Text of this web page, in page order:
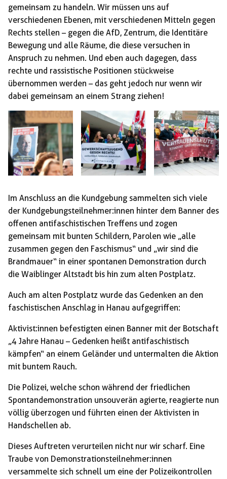
gemeinsam zu handeln. Wir müssen uns auf
verschiedenen Ebenen, mit verschiedenen Mitteln gegen
Rechts stellen – gegen die AfD, Zentrum, die Identitäre
Bewegung und alle Räume, die diese versuchen in
Anspruch zu nehmen. Und eben auch dagegen, dass
rechte und rassistische Positionen stückweise
übernommen werden – das geht jedoch nur wenn wir
dabei gemeinsam an einem Strang ziehen!
Im Anschluss an die Kundgebung sammelten sich viele
der Kundgebungsteilnehmer:innen hinter dem Banner des
offenen antifaschistischen Treffens und zogen
gemeinsam mit bunten Schildern, Parolen wie „alle
zusammen gegen den Faschismus“ und „wir sind die
Brandmauer“ in einer spontanen Demonstration durch
die Waiblinger Altstadt bis hin zum alten Postplatz.
Auch am alten Postplatz wurde das Gedenken an den
faschistischen Anschlag in Hanau aufgegriffen:
Aktivist:innen befestigten einen Banner mit der Botschaft
„4 Jahre Hanau – Gedenken heißt antifaschistisch
kämpfen“ an einem Geländer und untermalten die Aktion
mit buntem Rauch.
Die Polizei, welche schon während der friedlichen
Spontandemonstration unsouverän agierte, reagierte nun
völlig überzogen und führten einen der Aktivisten in
Handschellen ab.
Dieses Auftreten verurteilen nicht nur wir scharf. Eine
Traube von Demonstrationsteilnehmer:innen
versammelte sich schnell um eine der Polizeikontrollen